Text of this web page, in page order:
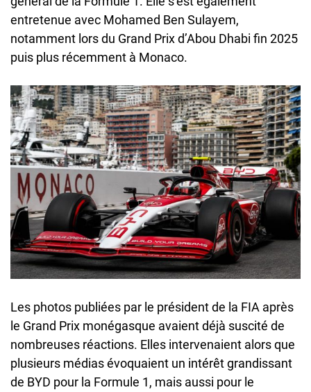
entretenue avec Mohamed Ben Sulayem,
notamment lors du Grand Prix d’Abou Dhabi fin 2025
puis plus récemment à Monaco.
Les photos publiées par le président de la FIA après
le Grand Prix monégasque avaient déjà suscité de
nombreuses réactions. Elles intervenaient alors que
plusieurs médias évoquaient un intérêt grandissant
de BYD pour la Formule 1, mais aussi pour le